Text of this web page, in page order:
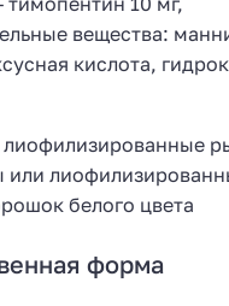
вещества:
кислота,
или
белого цвета
форма